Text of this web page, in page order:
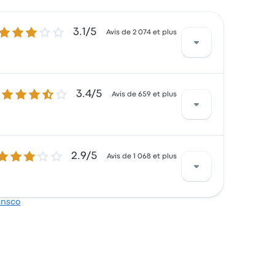
sur 5 étoiles 3.1/5 Avis de 2 074 et plus
Brasilia pour ce trajet commence à
3.4 sur 5 étoiles 3.4/5 Avis de 659 et plus
par le lieu de départ et la propreté,
à 88 $
sur 5 étoiles 2.9/5 Avis de 1 068 et plus